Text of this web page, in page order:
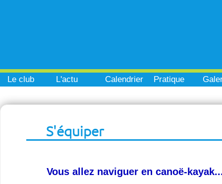
Le club L'actu Calendrier Pratique
S'équiper
Vous allez naviguer en canoë-